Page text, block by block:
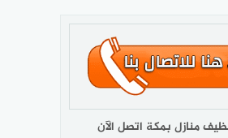
منازل بمكة اتصل الآن